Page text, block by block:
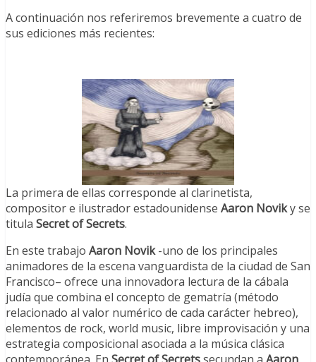
A continuación nos referiremos brevemente a cuatro de
sus ediciones más recientes:
La primera de ellas corresponde al clarinetista,
compositor e ilustrador estadounidense Aaron Noviky se
titula Secret of Secrets.
En este trabajo Aaron Novik-uno de los principales
animadores de la escena vanguardista de la ciudad de San
Francisco– ofrece una innovadora lectura de la cábala
judía que combina el concepto de gematría (método
relacionado al valor numérico de cada carácter hebreo),
elementos de rock, world music, libre improvisación y una
estrategia composicional asociada a la música clásica